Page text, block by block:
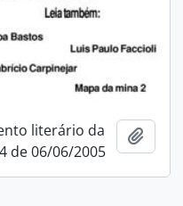
literário da
de 06/06/2005